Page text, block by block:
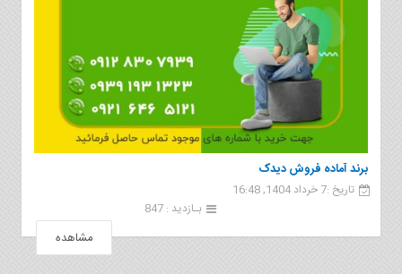
برند آماده فروش دیدک
تاریخ :7 خرداد 1404, 16:48
بـازدید : 847
مشاهده